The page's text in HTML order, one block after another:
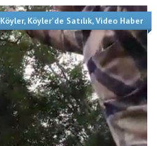
Köyler, Köyler'de Satılık,Video Haber